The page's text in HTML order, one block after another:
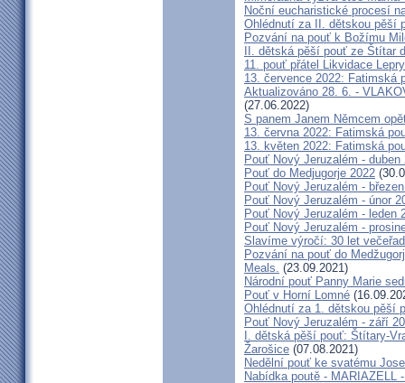
Noční eucharistické procesí
Ohlédnutí za II. dětskou pěší
Pozvání na pouť k Božímu
II. dětská pěší pouť ze Štítar
11. pouť přátel Likvidace Lepry
13. července 2022: Fatimská
Aktualizováno 28. 6. -
(27.06.2022)
S panem Janem Němcem
13. června 2022: Fatimská
13. květen 2022: Fatimská
Pouť Nový Jeruzalém - duben
Pouť do Medjugorje 2022
Pouť Nový Jeruzalém -
Pouť Nový Jeruzalém - únor
Pouť Nový Jeruzalém - leden
Pouť Nový Jeruzalém -
Slavíme výročí: 30 let
Pozvání na pouť do
Meals. (23.09.2021)
Národní pouť Panny Marie
Pouť v Horní Lomné
Ohlédnutí za 1. dětskou pěší
Pouť Nový Jeruzalém - září
I. dětská pěší pouť: Štítary-
Žarošice (07.08.2021)
Nedělní pouť ke svatému
Nabídka poutě - MARIAZELL